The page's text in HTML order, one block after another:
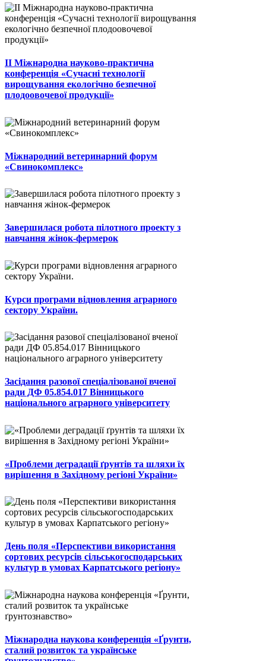
II Міжнародна науково-практична
конференція «Сучасні технології
вирощування екологічно безпечної
плодоовочевої продукції»
Міжнародний ветеринарний форум
«Свинокомплекс»
Завершилася робота пілотного проекту з
навчання жінок-фермерок
Курси програми відновлення аграрного
сектору України.
Засідання разової спеціалізованої вченої
ради ДФ 05.854.017 Вінницького
національного аграрного університету
«Проблеми деградації ґрунтів та шляхи їх
вирішення в Західному регіоні України»
День поля «Перспективи використання
сортових ресурсів сільськогосподарських
культур в умовах Карпатського регіону»
Міжнародна наукова конференція «Ґрунти,
сталий розвиток та українське